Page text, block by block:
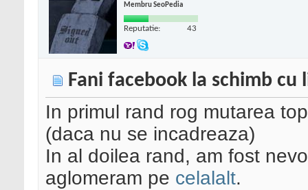
Membru SeoPedia
Reputatie: 43
Fani facebook la schimb
In primul rand rog mutarea
(daca nu se incadreaza)
In al doilea rand, am fost
aglomeram pe celalalt.